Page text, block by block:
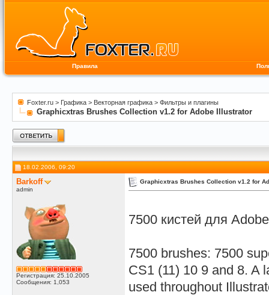
Правила
Foxter.ru > Графика > Векторная графика > Фильтры и плагины
Graphicxtras Brushes Collection v1.2 for Adobe Illustrator
18.02.2006, 09:20
Barkoff
admin
Регистрация: 25.10.2005
Сообщения: 1,053
Graphicxtras Brushes Collection v1.2 for
7500 кистей для
7500 brushes: 7500
CS1 (11) 10 9 and 8. A
used throughout